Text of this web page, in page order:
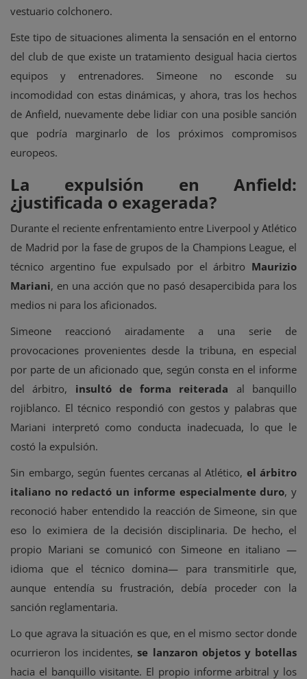
vestuario colchonero.
Este tipo de situaciones alimenta la sensación en el entorno
del club de que existe un tratamiento desigual hacia ciertos
equipos y entrenadores. Simeone no esconde su
incomodidad con estas dinámicas, y ahora, tras los hechos
de Anfield, nuevamente debe lidiar con una posible sanción
que podría marginarlo de los próximos compromisos
europeos.
La expulsión en Anfield:
¿justificada o exagerada?
Durante el reciente enfrentamiento entre Liverpool y Atlético
de Madrid por la fase de grupos de la Champions League, el
técnico argentino fue expulsado por el árbitro Maurizio
Mariani, en una acción que no pasó desapercibida para los
medios ni para los aficionados.
Simeone reaccionó airadamente a una serie de
provocaciones provenientes desde la tribuna, en especial
por parte de un aficionado que, según consta en el informe
del árbitro, insultó de forma reiterada al banquillo
rojiblanco. El técnico respondió con gestos y palabras que
Mariani interpretó como conducta inadecuada, lo que le
costó la expulsión.
Sin embargo, según fuentes cercanas al Atlético, el árbitro
italiano no redactó un informe especialmente duro, y
reconoció haber entendido la reacción de Simeone, sin que
eso lo eximiera de la decisión disciplinaria. De hecho, el
propio Mariani se comunicó con Simeone en italiano —
idioma que el técnico domina— para transmitirle que,
aunque entendía su frustración, debía proceder con la
sanción reglamentaria.
Lo que agrava la situación es que, en el mismo sector donde
ocurrieron los incidentes,se lanzaron objetos y botellas
hacia el banquillo visitante. El propio informe arbitral y los